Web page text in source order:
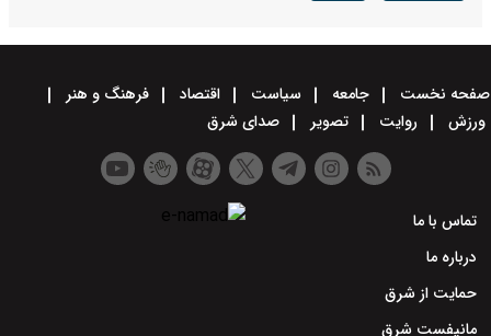
صفحه نخست جامعه سیاست اقتصاد
فرهنگ و هنر
ورزش
روایت تصویر صدای شرق
تماس با ما
درباره ما
حمایت از شرق
مانیفست شرق